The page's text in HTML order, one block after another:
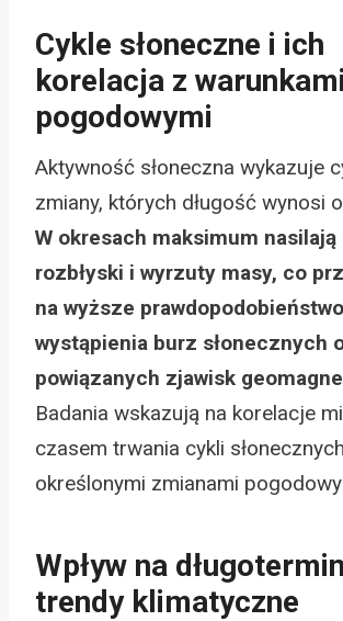
Cykle słoneczne i ich
korelacja z warunkami
pogodowymi
Aktywność słoneczna wykazuje
zmiany, których długość wynosi
W okresach maksimum nasilają
rozbłyski i wyrzuty masy, co
na wyższe prawdopodobieństwo
wystąpienia burz słonecznych
powiązanych zjawisk
Badania wskazują na korelacje
czasem trwania cykli
określonymi zmianami
Wpływ na
trendy klimatyczne